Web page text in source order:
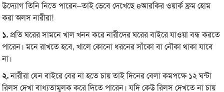
উদ্যোগ তিনি নিতে পারেন–তাই ভেবে দেখেছে eআরকির ওয়ার্ক ফ্রম হোম
করা অলস নারীরা!
১.প্রতি ঘরের সামনে খাল খনন করে নারীদের ঘরের বাইরে যাওয়া বন্ধ করতে
পারেন। মনে রাখতে হবে, খালে কোনো ধরনের সাঁকো বা নৌকা থাকা যাবে
না।
২.নারীরা যেন বাইরে বের না হতে চায় তাই দিনের বেলা কমপক্ষে ১২ ঘন্টা
রিলস দেখা বাধ্যতামূলক করে দিতে পারেন। যদি কেউ রিলস দেখতে না চায়